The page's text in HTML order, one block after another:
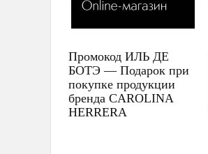
Промокод ИЛЬ ДЕ
БОТЭ — Подарок при
покупке продукции
бренда CAROLINA
HERRERA